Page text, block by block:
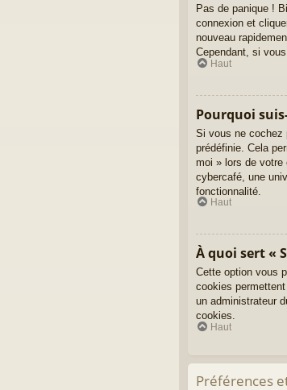
Pas de panique !
connexion et
nouveau
Cependant, si
Haut
Pourquoi
Si vous ne cochez
prédéfinie. Cela
moi » lors de votre
cybercafé, une
fonctionnalité.
Haut
À quoi sert «
Cette option vous
cookies
un administrateur
cookies.
Haut
Préférences